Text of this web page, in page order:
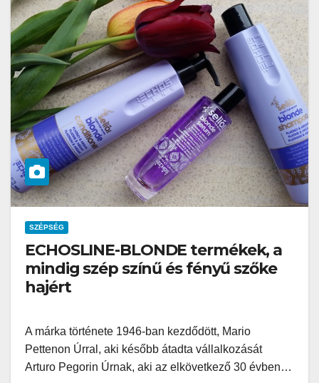
SZÉPSÉG
ECHOSLINE-BLONDE termékek, a
mindig szép színű és fényű szőke
hajért
A márka története 1946-ban kezdődött, Mario
Pettenon Úrral, aki később átadta vállalkozását
Arturo Pegorin Úrnak, aki az elkövetkező 30 évben…